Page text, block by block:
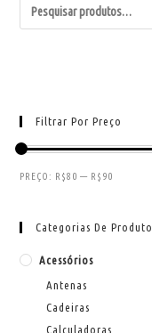
Filtrar Por Preço
PREÇO: R$80 — R$90
Categorias De Produto
Acessórios
Antenas
Cadeiras
Calculadoras